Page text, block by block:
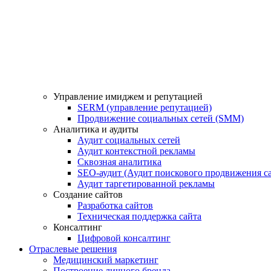
Управление имиджем и репутацией
SERM (управление репутацией)
Продвижение социальных сетей (SMM)
Аналитика и аудиты
Аудит социальных сетей
Аудит контекстной рекламы
Сквозная аналитика
SEO-аудит (Аудит поискового продвижения
Аудит таргетированной рекламы
Создание сайтов
Разработка сайтов
Техническая поддержка сайта
Консалтинг
Цифровой консалтинг
Отраслевые решения
Медицинский маркетинг